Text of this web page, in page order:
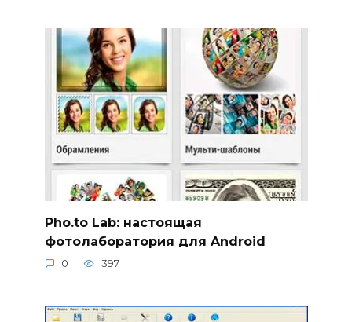
Pho.to Lab: настоящая
фотолаборатория для Android
0 397